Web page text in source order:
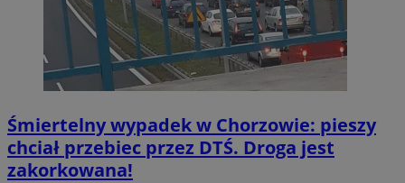
Śmiertelny wypadek w Chorzowie: pieszy
chciał przebiec przez DTŚ. Droga jest
zakorkowana!